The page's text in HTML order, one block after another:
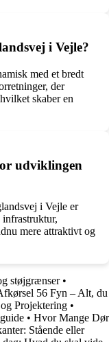
i Vejle?
med et bredt
der
skaber en
udviklingen
i Vejle er
infrastruktur,
mere attraktivt og
støjgrænser•
56 Fyn – Alt, du
Projektering •
• Hvor Mange Dør
Stående eller